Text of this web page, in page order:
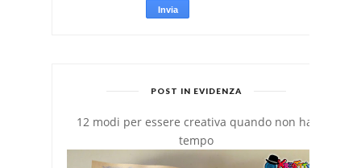
POST IN EVIDENZA
12 modi per essere creativa quando non hai
tempo